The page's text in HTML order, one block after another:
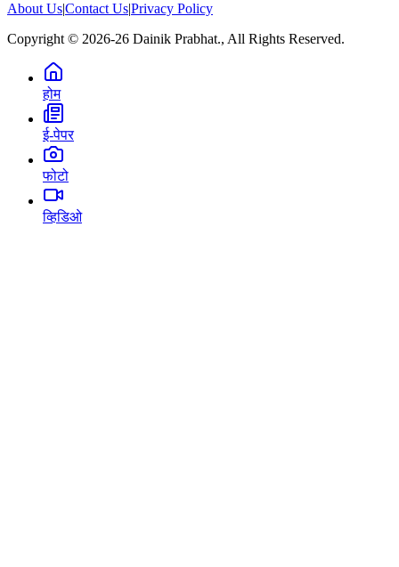
About Us|Contact Us|Privacy Policy
Copyright © 2026-26 Dainik Prabhat., All Rights Reserved.
होम
ई-पेपर
फोटो
व्हिडिओ